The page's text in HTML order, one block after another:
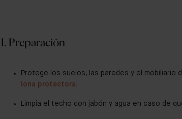
1. Preparación
Protege los suelos, las paredes y el mobiliario
lona protectora.
Limpia el techo con jabón y agua en caso de